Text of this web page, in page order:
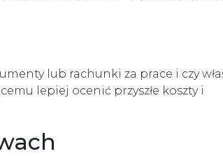
lub rachunki za prace i czy
lepiej ocenić przyszłe koszty i